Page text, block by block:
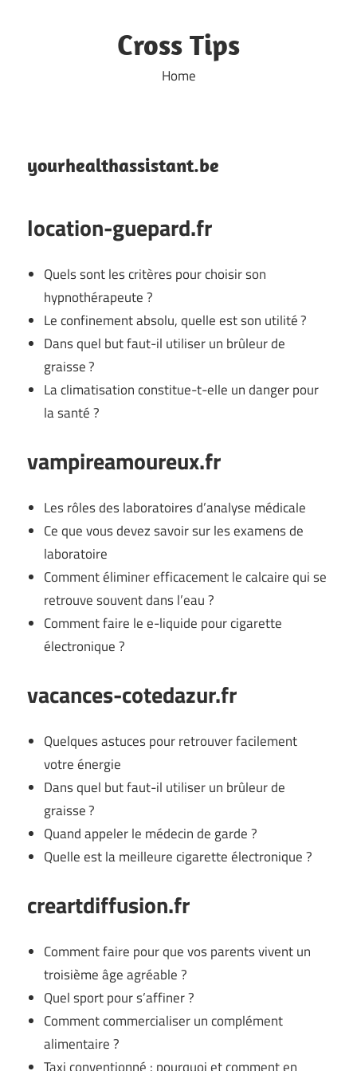
Cross Tips
Home
yourhealthassistant.be
location-guepard.fr
Quels sont les critères pour choisir son
hypnothérapeute ?
Le confinement absolu, quelle est son utilité ?
Dans quel but faut-il utiliser un brûleur de
graisse ?
La climatisation constitue-t-elle un danger pour
la santé ?
vampireamoureux.fr
Les rôles des laboratoires d’analyse médicale
Ce que vous devez savoir sur les examens de
laboratoire
Comment éliminer efficacement le calcaire qui se
retrouve souvent dans l’eau ?
Comment faire le e-liquide pour cigarette
électronique ?
vacances-cotedazur.fr
Quelques astuces pour retrouver facilement
votre énergie
Dans quel but faut-il utiliser un brûleur de
graisse ?
Quand appeler le médecin de garde ?
Quelle est la meilleure cigarette électronique ?
creartdiffusion.fr
Comment faire pour que vos parents vivent un
troisième âge agréable ?
Quel sport pour s’affiner ?
Comment commercialiser un complément
alimentaire ?